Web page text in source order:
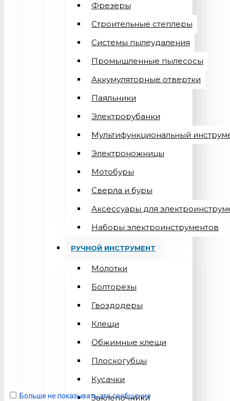
Фрезеры
Строительные степлеры
Системы пылеудаления
Промышленные пылесосы
Аккумуляторные отвертки
Паяльники
Электрорубанки
Мультифункциональный
Электроножницы
Мотобуры
Сверла и буры
Аксессуары для
Наборы электроинструментов
РУЧНОЙ ИНСТРУМЕНТ
Молотки
Болторезы
Гвоздодеры
Клещи
Обжимные клещи
Плоскогубцы
Кусачки
Заклепочники
Больше не показывать это сообщение